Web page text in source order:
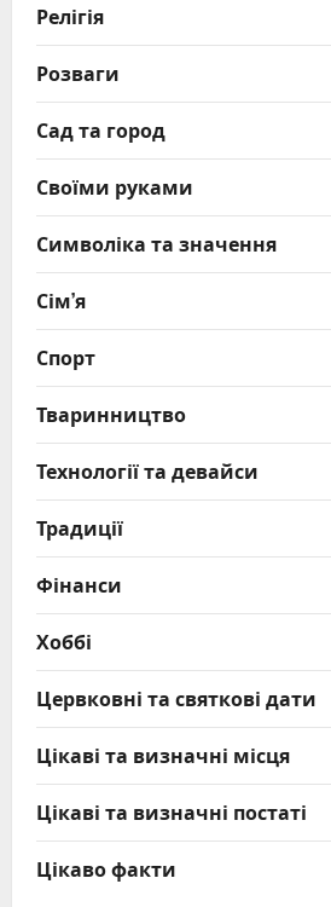
Релігія
Розваги
Сад та город
Своїми руками
Символіка та значення
Сім’я
Спорт
Тваринництво
Технології та девайси
Традиції
Фінанси
Хоббі
Цервковні та святкові дати
Цікаві та визначні місця
Цікаві та визначні постаті
Цікаво факти